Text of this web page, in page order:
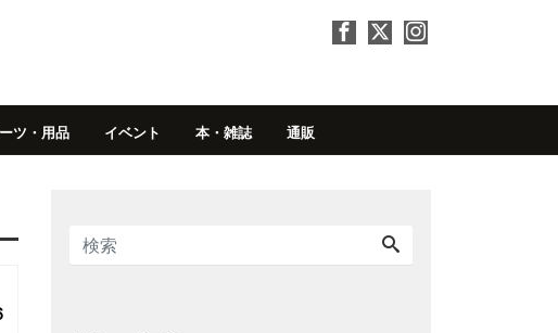
ツ・用品 イベント 本・雑誌 通販